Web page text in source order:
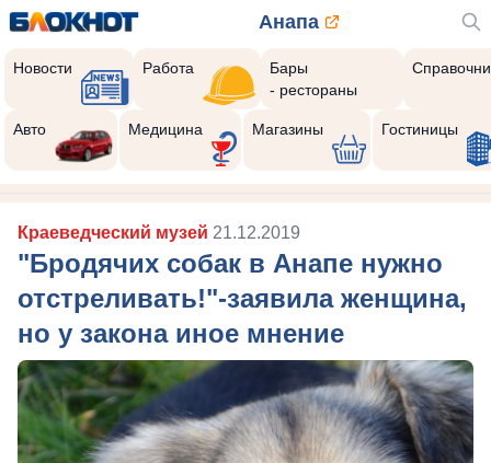
Анапа
Новости Работа
Бары
- рестораны
Авто Медицина Магазины Гостиницы
Краеведческий музей 21.12.2019
"Бродячих собак в Анапе нужно
отстреливать!"-заявила женщина,
но у закона иное мнение